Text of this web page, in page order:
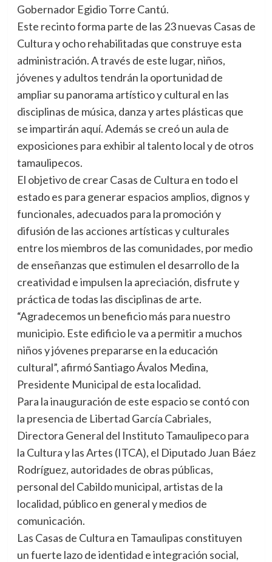
Gobernador Egidio Torre Cantú.
Este recinto forma parte de las 23 nuevas Casas de
Cultura y ocho rehabilitadas que construye esta
administración. A través de este lugar, niños,
jóvenes y adultos tendrán la oportunidad de
ampliar su panorama artístico y cultural en las
disciplinas de música, danza y artes plásticas que
se impartirán aquí. Además se creó un aula de
exposiciones para exhibir al talento local y de otros
tamaulipecos.
El objetivo de crear Casas de Cultura en todo el
estado es para generar espacios amplios, dignos y
funcionales, adecuados para la promoción y
difusión de las acciones artísticas y culturales
entre los miembros de las comunidades, por medio
de enseñanzas que estimulen el desarrollo de la
creatividad e impulsen la apreciación, disfrute y
práctica de todas las disciplinas de arte.
“Agradecemos un beneficio más para nuestro
municipio. Este edificio le va a permitir a muchos
niños y jóvenes prepararse en la educación
cultural”, afirmó Santiago Ávalos Medina,
Presidente Municipal de esta localidad.
Para la inauguración de este espacio se contó con
la presencia de Libertad García Cabriales,
Directora General del Instituto Tamaulipeco para
la Cultura y las Artes (ITCA), el Diputado Juan Báez
Rodríguez, autoridades de obras públicas,
personal del Cabildo municipal, artistas de la
localidad, público en general y medios de
comunicación.
Las Casas de Cultura en Tamaulipas constituyen
un fuerte lazo de identidad e integración social,